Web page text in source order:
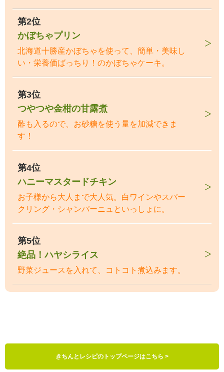
第2位
かぼちゃプリン
北海道十勝産かぼちゃを使って、簡単・美味し
い・栄養価ばっちり！のかぼちゃケーキ。
第3位
つやつや金柑の甘露煮
酢も入るので、お砂糖を使う量を加減できま
す！
第4位
ハニーマスタードチキン
お子様から大人まで大人気。白ワインやスパー
クリング・シャンパーニュといっしょに。
第5位
絶品！ハヤシライス
野菜ジュースを入れて、コトコト煮込みます。
きちんとレシピのトップページはこちら >